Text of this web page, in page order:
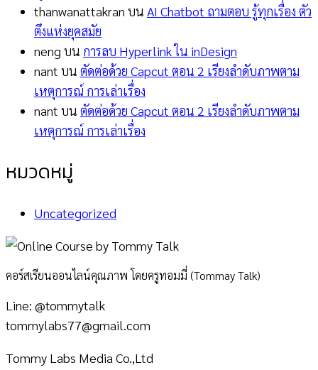
thanwanattakran บน AI Chatbot ถามตอบ รู้ทุกเรื่อง ตัว
ตึงแห่งยุคสมัย
neng บน การลบ Hyperlink ใน inDesign
nant บน ตัดต่อด้วย Capcut ตอน 2 เรียงลำดับภาพตาม
เหตุการณ์ การเล่าเรื่อง
nant บน ตัดต่อด้วย Capcut ตอน 2 เรียงลำดับภาพตาม
เหตุการณ์ การเล่าเรื่อง
หมวดหมู่
Uncategorized
คอร์สเรียนออนไลน์คุณภาพ โดยครูทอมมี่ (Tommay Talk)
Line: @tommytalk
tommylabs77@gmail.com
Tommy Labs Media Co.,Ltd